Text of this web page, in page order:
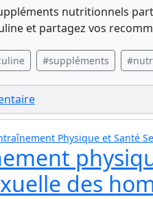
nutritionnels
et partagez vos
#suppléments
Physique et Santé
des